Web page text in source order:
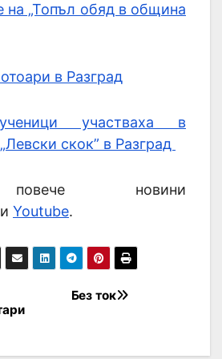
на „Топъл обяд в община
в Разград
участваха в
скок” в Разград
новини
и Youtube.
Без ток